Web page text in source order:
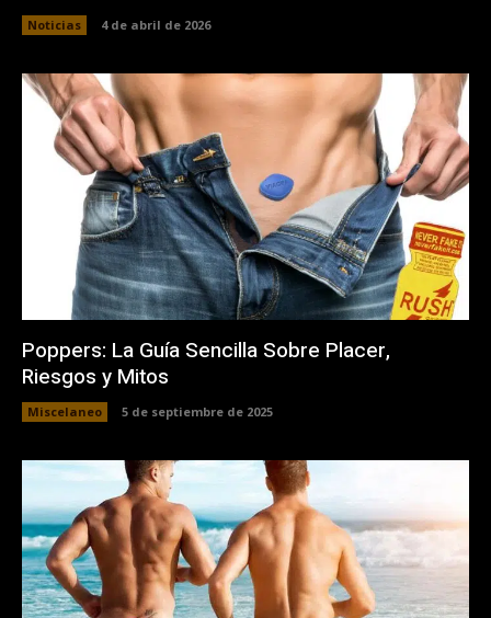
Noticias 4 de abril de 2026
Poppers: La Guía Sencilla Sobre Placer,
Riesgos y Mitos
Miscelaneo 5 de septiembre de 2025